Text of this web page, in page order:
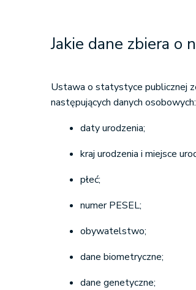
Jakie dane zbiera o
Ustawa o statystyce publicznej
następujących danych
daty urodzenia;
kraj urodzenia i miejsce
płeć;
numer PESEL;
obywatelstwo;
dane biometryczne;
dane genetyczne;